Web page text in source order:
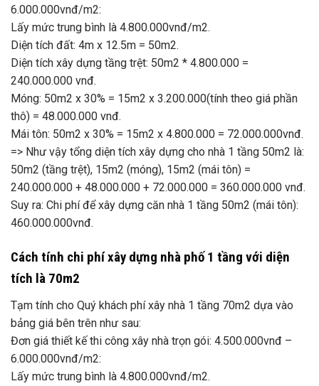
6.000.000vnđ/m2:
Lấy mức trung bình là 4.800.000vnđ/m2.
Diện tích đất: 4m x 12.5m = 50m2.
Diện tích xây dựng tầng trệt: 50m2 * 4.800.000 =
240.000.000 vnđ.
Móng: 50m2 x 30% = 15m2 x 3.200.000(tính theo giá phần
thô) = 48.000.000 vnđ.
Mái tôn: 50m2 x 30% = 15m2 x 4.800.000 = 72.000.000vnđ.
=> Như vậy tổng diện tích xây dựng cho nhà 1 tầng 50m2 là:
50m2 (tầng trệt), 15m2 (móng), 15m2 (mái tôn) =
240.000.000 + 48.000.000 + 72.000.000 = 360.000.000 vnđ.
Suy ra: Chi phí để xây dựng căn nhà 1 tầng 50m2 (mái tôn):
460.000.000vnđ.
Cách tính chi phí xây dựng nhà phố 1 tầng với diện
tích là 70m2
Tạm tính cho Quý khách phí xây nhà 1 tầng 70m2 dựa vào
bảng giá bên trên như sau:
Đơn giá thiết kế thi công xây nhà trọn gói: 4.500.000vnđ –
6.000.000vnđ/m2:
Lấy mức trung bình là 4.800.000vnđ/m2.